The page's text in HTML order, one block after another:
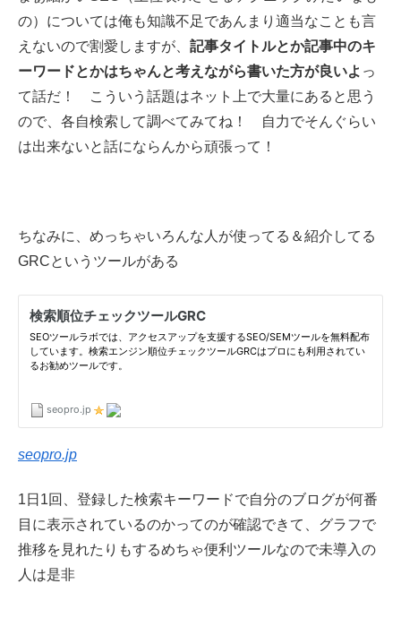
の）については俺も知識不足であんまり適当なことも言
えないので割愛しますが、 記事タイトルとか記事中のキ
ーワードとかはちゃんと考えながら書いた方が良いよ っ
て話だ！ こういう話題はネット上で大量にあると思う
ので、各自検索して調べてみてね！ 自力でそんぐらい
は出来ないと話にならんから頑張って！
ちなみに、めっちゃいろんな人が使ってる＆紹介してる
GRCというツールがある
seopro.jp
1日1回、登録した検索キーワードで自分のブログが何番
目に表示されているのかってのが確認できて、グラフで
推移を見れたりもするめちゃ便利ツールなので未導入の
人は是非